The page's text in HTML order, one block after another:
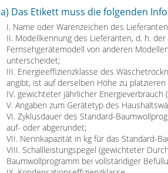
a) Das Etikett muss die folgenden
I. Name oder Warenzeichen des
II. Modellkennung des Lieferanten, d. h.
Fernsehgerätemodell von anderen
unterscheidet;
III. Energieeffizienzklasse des
angibt, ist auf derselben Höhe zu
IV. gewichteter jährlicher Energieverbrauch
V. Angaben zum Gerätetyp des
VI. Zyklusdauer des Standard-
auf- oder abgerundet;
VII. Nennkapazität in kg für das Standard-
VIII. Schallleistungspegel (gewichteter
Baumwollprogramm bei vollständiger